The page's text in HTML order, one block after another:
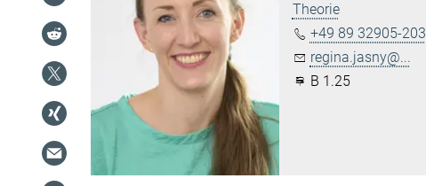
Theorie
+49 89 32905-203
regina.jasny@...
B 1.25